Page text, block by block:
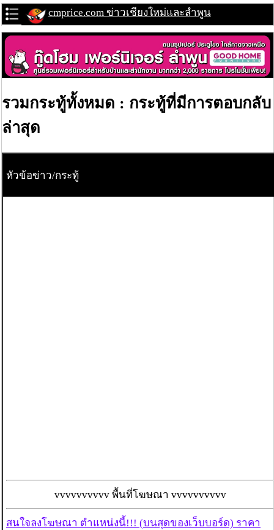
cmprice.com ข่าวเชียงใหม่และลำพูน
รวมกระทู้ทั้งหมด : กระทู้ที่มีการตอบกลับ
ล่าสุด
หัวข้อข่าว/กระทู้
vvvvvvvvvv พื้นที่โฆษณา vvvvvvvvvv
สนใจลงโฆษณา ตำแหน่งนี้!!! (บนสุดของเว็บบอร์ด) ราคา